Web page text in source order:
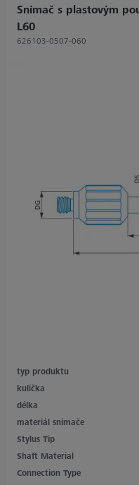
Snímač s plastovým
L60
626103-0507-060
typ produktu
kulička
délka
materiál snímače
Stylus Tip
Shaft Material
Connection Type